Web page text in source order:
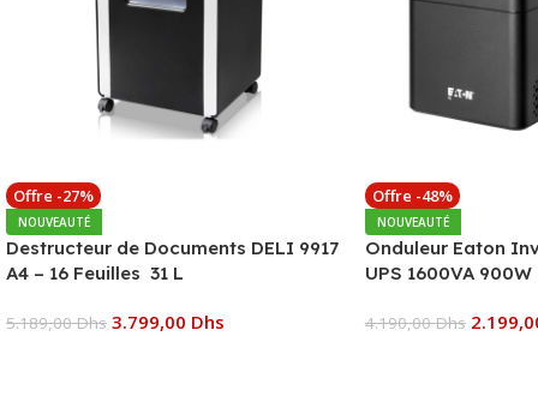
Offre -27%
NOUVEAUTÉ
Destructeur de Documents DELI 9917
A4 – 16 Feuilles 31 L
5.189,00Dhs 3.799,00 Dhs
Offre -48%
NOUVEAUTÉ
Onduleur Eaton
UPS 1600VA
4.190,00Dhs